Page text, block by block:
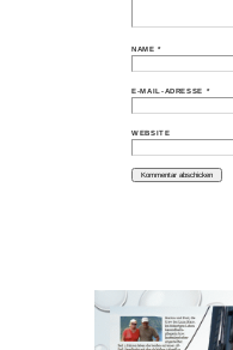
NAME*
E-MAIL-ADRESSE *
WEBSITE